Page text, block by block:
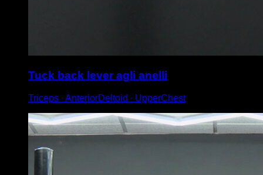
Tuck back lever agli anelli
Triceps ∙ AnteriorDeltoid ∙ UpperChest